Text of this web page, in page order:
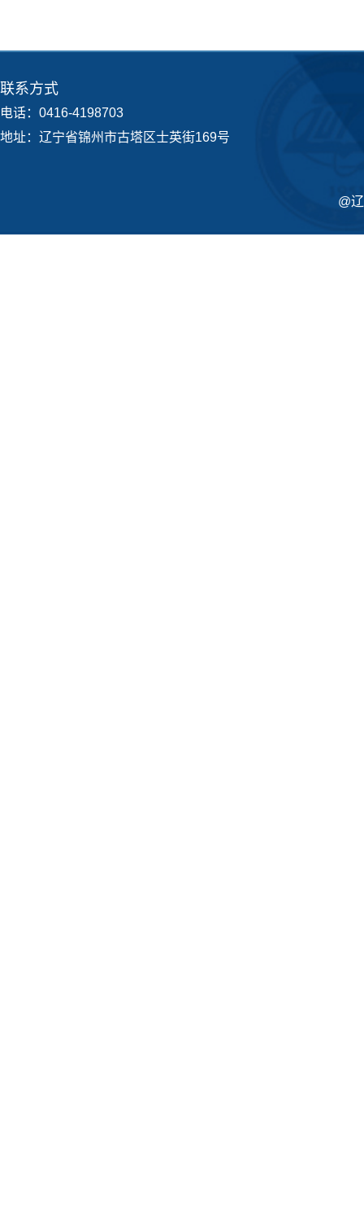
联系方式
电话：0416-4198703
地址：辽宁省锦州市古塔区士英街169号
@